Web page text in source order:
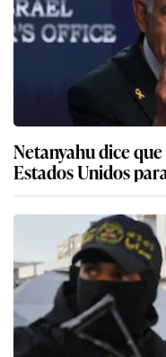
Netanyahu dice
Estados Unidos